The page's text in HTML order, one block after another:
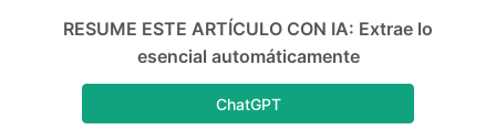
RESUME ESTE ARTÍCULO CON IA: Extrae lo
esencial automáticamente
ChatGPT